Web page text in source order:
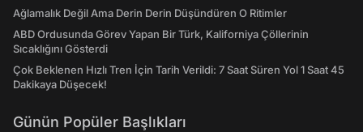
Ağlamalık Değil Ama Derin Derin Düşündüren O Ritimler
ABD Ordusunda Görev Yapan Bir Türk, Kaliforniya Çöllerinin
Sıcaklığını Gösterdi
Çok Beklenen Hızlı Tren İçin Tarih Verildi: 7 Saat Süren Yol 1 Saat 45
Dakikaya Düşecek!
Günün Popüler Başlıkları